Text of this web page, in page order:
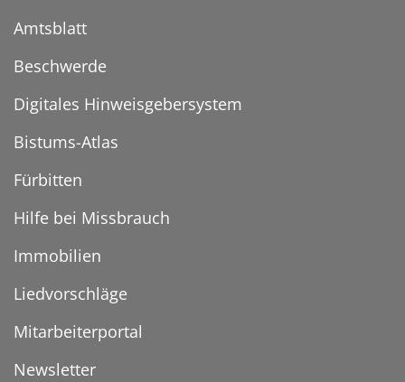
Amtsblatt
Beschwerde
Digitales Hinweisgebersystem
Bistums-Atlas
Fürbitten
Hilfe bei Missbrauch
Immobilien
Liedvorschläge
Mitarbeiterportal
Newsletter